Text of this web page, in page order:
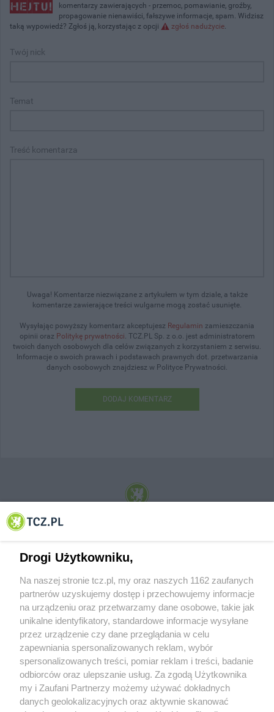
komentarzy zawierających - przemoc, pomawianie, groźby,
propagowanie nienawiści, fałszywe informacje, spam. Widzisz
taką wypowiedź? Zgłoś ją, korzystając z opcji
zgłoś nadużycie.
Twój nick
Temat
Treść komentarza
Uwaga! Komentarze niezwiązane z artykułem w tym dziale, a także
komentarze zawierające treści wulgarne mogą zostać usunięte.
Wysyłając powyższy komentarz akceptujesz Regulamin zamieszczania
opinii oraz Politykę prywatności. TCZ.PL Sp. z o.o. jest administratorem
twoich danych osobowych dla celów związanych z korzystaniem z serwisu.
Informacje o swoich prawach i podstawach prawnych dot. przetwarzania
danych osobowych znajdziesz w Polityce Prywatności.
DODAJ KOMENTARZ
© 2001-2026 Tczew - TCZ.PL Sp. z o.o. Internetowy Serwis Informacyjny Miasta
O FIRMIE POLITYKA PRYWATNOŚCI HOSTING
REKLAMA WSPÓŁPRACA RSS FACEBOOK KONTAKT
Nasze serwisy
Drogi Użytkowniku,
Na naszej stronie tcz.pl, my oraz naszych 1162 zaufanych
partnerów uzyskujemy dostęp i przechowujemy informacje
na urządzeniu oraz przetwarzamy dane osobowe, takie jak
unikalne identyfikatory, standardowe informacje wysyłane
przez urządzenie czy dane przeglądania w celu
zapewniania spersonalizowanych reklam, wybór
spersonalizowanych treści, pomiar reklam i treści, badanie
odbiorców oraz ulepszanie usług. Za zgodą Użytkownika
my i Zaufani Partnerzy możemy używać dokładnych
danych geolokalizacyjnych oraz aktywnie skanować